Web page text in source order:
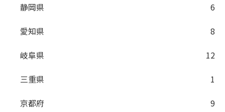
静岡県
6
愛知県
8
岐阜県
12
三重県
1
京都府
9